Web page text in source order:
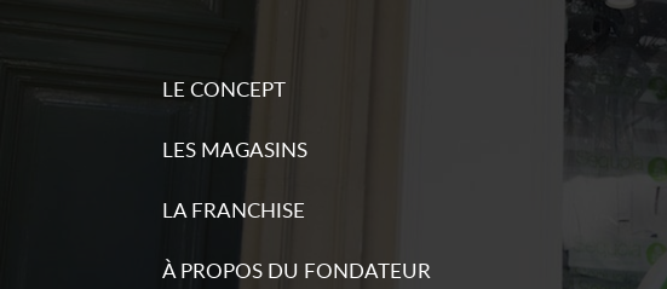
LE CONCEPT
LES MAGASINS
LA FRANCHISE
À PROPOS DU FONDATEUR